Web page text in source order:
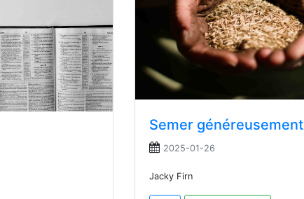
Semer généreusement
2025-01-26
Jacky Firn